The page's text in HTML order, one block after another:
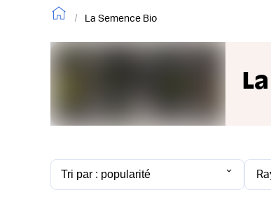
La Semence Bio